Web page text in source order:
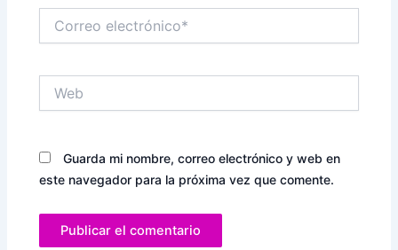
electrónico*
Guarda mi nombre, correo electrónico y web en
este navegador para la próxima vez que comente.